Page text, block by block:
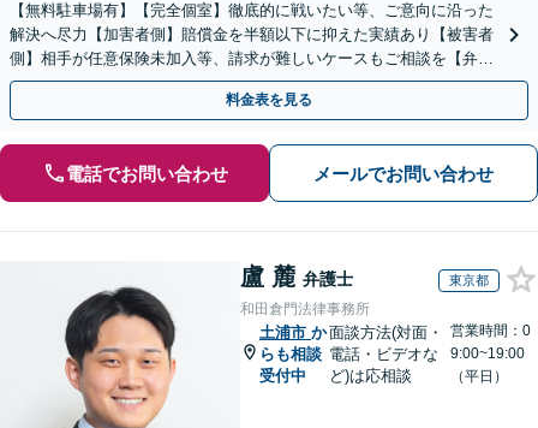
【無料駐車場有】【完全個室】徹底的に戦いたい等、ご意向に沿った
解決へ尽力【加害者側】賠償金を半額以下に抑えた実績あり【被害者
側】相手が任意保険未加入等、請求が難しいケースもご相談を【弁護
士特約利用可】【夜間休日対応】【土浦駅よりバス10分】
料金表を見る
電話でお問い合わせ メールでお問い合わせ
盧 麓 弁護士 東京都
和田倉門法律事務所
土浦市 か
らも相談
受付中
面談方法(対面・
電話・ビデオな
ど)は応相談
営業時間：0
9:00~19:00
（平日）